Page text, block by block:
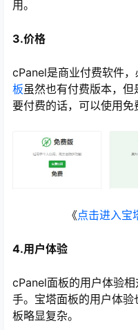
用。
3.价格
cPanel是商业付费软件，
板虽然也有付费版本，
要付费的话，可以使用免
《点击进入宝
4.用户体验
cPanel面板的用户体验
手。宝塔面板的用户体
板略显复杂。